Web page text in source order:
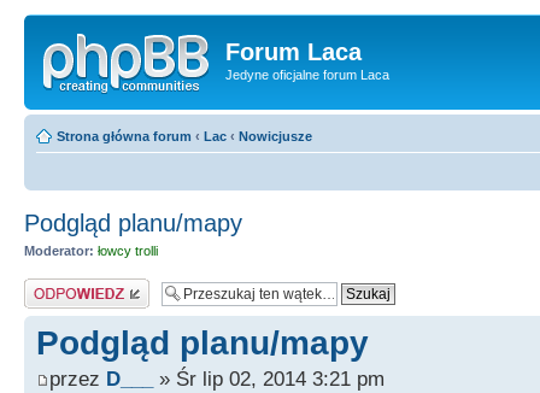
Forum Laca
Jedyne oficjalne forum Laca
Strona główna forum ‹ Lac ‹ Nowicjusze
Podgląd planu/mapy
Moderator: łowcy trolli
Odpowiedz
Podgląd planu/mapy
przez D___ » Śr lip 02, 2014 3:21 pm